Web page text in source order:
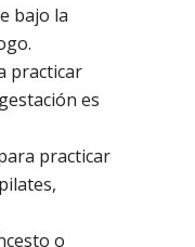
bajo la
practicar
es
practicar
o